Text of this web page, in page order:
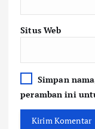
Situs Web
Simpan
peramban ini